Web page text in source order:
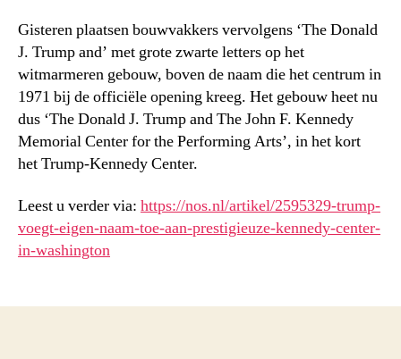
Gisteren plaatsen bouwvakkers vervolgens ‘The Donald
J. Trump and’ met grote zwarte letters op het
witmarmeren gebouw, boven de naam die het centrum in
1971 bij de officiële opening kreeg. Het gebouw heet nu
dus ‘The Donald J. Trump and The John F. Kennedy
Memorial Center for the Performing Arts’, in het kort
het Trump-Kennedy Center.
Leest u verder via: https://nos.nl/artikel/2595329-trump-
voegt-eigen-naam-toe-aan-prestigieuze-kennedy-center-
in-washington